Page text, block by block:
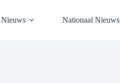
Nieuws Nationaal Nieuws